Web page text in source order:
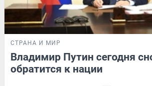
СТРАНА И МИР
Владимир Путин сегодня
обратится к нации